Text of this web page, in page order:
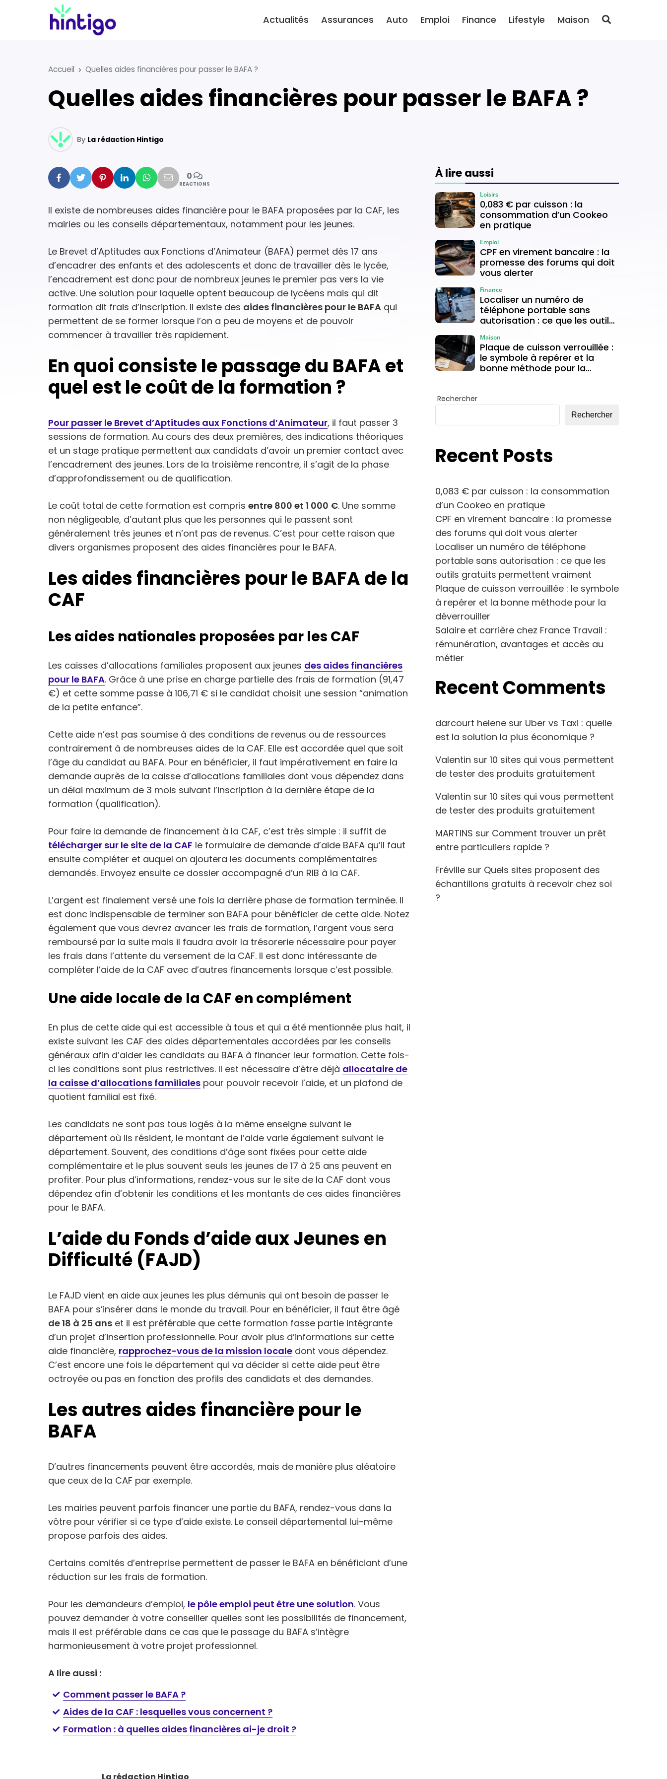
Actualités Assurances Auto Emploi Finance Lifestyle Maison
Accueil Quelles aides financières pour passer le BAFA ?
Quelles aides financières pour passer le BAFA ?
By La rédaction Hintigo
Facebook
Twitter PinterestLinkedinWhatsapp
Mail0
REACTIONS
Il existe de nombreuses aides financière pour le BAFA proposées par la CAF, les
mairies ou les conseils départementaux, notamment pour les jeunes.
Le Brevet d’Aptitudes aux Fonctions d’Animateur (BAFA) permet dès 17 ans
d’encadrer des enfants et des adolescents et donc de travailler dès le lycée,
l’encadrement est donc pour de nombreux jeunes le premier pas vers la vie
active. Une solution pour laquelle optent beaucoup de lycéens mais qui dit
formation dit frais d’inscription. Il existe des aides financières pour le BAFA qui
permettent de se former lorsque l’on a peu de moyens et de pouvoir
commencer à travailler très rapidement.
En quoi consiste le passage du BAFA et
quel est le coût de la formation ?
Pour passer le Brevet d’Aptitudes aux Fonctions d’Animateur, il faut passer 3
sessions de formation. Au cours des deux premières, des indications théoriques
et un stage pratique permettent aux candidats d’avoir un premier contact avec
l’encadrement des jeunes. Lors de la troisième rencontre, il s’agit de la phase
d’approfondissement ou de qualification.
Le coût total de cette formation est compris entre 800 et 1 000 €. Une somme
non négligeable, d’autant plus que les personnes qui le passent sont
généralement très jeunes et n’ont pas de revenus. C’est pour cette raison que
divers organismes proposent des aides financières pour le BAFA.
Les aides financières pour le BAFA de la
CAF
Les aides nationales proposées par les CAF
Les caisses d’allocations familiales proposent aux jeunes des aides financières
pour le BAFA. Grâce à une prise en charge partielle des frais de formation (91,47
€) et cette somme passe à 106,71 € si le candidat choisit une session “animation
de la petite enfance”.
Cette aide n’est pas soumise à des conditions de revenus ou de ressources
contrairement à de nombreuses aides de la CAF. Elle est accordée quel que soit
l’âge du candidat au BAFA. Pour en bénéficier, il faut impérativement en faire la
demande auprès de la caisse d’allocations familiales dont vous dépendez dans
un délai maximum de 3 mois suivant l’inscription à la dernière étape de la
formation (qualification).
Pour faire la demande de financement à la CAF, c’est très simple : il suffit de
télécharger sur le site de la CAF le formulaire de demande d’aide BAFA qu’il faut
ensuite compléter et auquel on ajoutera les documents complémentaires
demandés. Envoyez ensuite ce dossier accompagné d’un RIB à la CAF.
L’argent est finalement versé une fois la derrière phase de formation terminée. Il
est donc indispensable de terminer son BAFA pour bénéficier de cette aide. Notez
également que vous devrez avancer les frais de formation, l’argent vous sera
remboursé par la suite mais il faudra avoir la trésorerie nécessaire pour payer
les frais dans l’attente du versement de la CAF. Il est donc intéressante de
compléter l’aide de la CAF avec d’autres financements lorsque c’est possible.
Une aide locale de la CAF en complément
En plus de cette aide qui est accessible à tous et qui a été mentionnée plus hait, il
existe suivant les CAF des aides départementales accordées par les conseils
généraux afin d’aider les candidats au BAFA à financer leur formation. Cette fois-
ci les conditions sont plus restrictives. Il est nécessaire d’être déjà allocataire de
la caisse d’allocations familiales pour pouvoir recevoir l’aide, et un plafond de
quotient familial est fixé.
Les candidats ne sont pas tous logés à la même enseigne suivant le
département où ils résident, le montant de l’aide varie également suivant le
département. Souvent, des conditions d’âge sont fixées pour cette aide
complémentaire et le plus souvent seuls les jeunes de 17 à 25 ans peuvent en
profiter. Pour plus d’informations, rendez-vous sur le site de la CAF dont vous
dépendez afin d’obtenir les conditions et les montants de ces aides financières
pour le BAFA.
L’aide du Fonds d’aide aux Jeunes en
Difficulté (FAJD)
Le FAJD vient en aide aux jeunes les plus démunis qui ont besoin de passer le
BAFA pour s’insérer dans le monde du travail. Pour en bénéficier, il faut être âgé
de 18 à 25 ans et il est préférable que cette formation fasse partie intégrante
d’un projet d’insertion professionnelle. Pour avoir plus d’informations sur cette
aide financière, rapprochez-vous de la mission locale dont vous dépendez.
C’est encore une fois le département qui va décider si cette aide peut être
octroyée ou pas en fonction des profils des candidats et des demandes.
Les autres aides financière pour le
BAFA
D’autres financements peuvent être accordés, mais de manière plus aléatoire
que ceux de la CAF par exemple.
Les mairies peuvent parfois financer une partie du BAFA, rendez-vous dans la
vôtre pour vérifier si ce type d’aide existe. Le conseil départemental lui-même
propose parfois des aides.
Certains comités d’entreprise permettent de passer le BAFA en bénéficiant d’une
réduction sur les frais de formation.
Pour les demandeurs d’emploi, le pôle emploi peut être une solution. Vous
pouvez demander à votre conseiller quelles sont les possibilités de financement,
mais il est préférable dans ce cas que le passage du BAFA s’intègre
harmonieusement à votre projet professionnel.
A lire aussi :
Comment passer le BAFA ?
Aides de la CAF : lesquelles vous concernent ?
Formation : à quelles aides financières ai-je droit ?
La rédaction Hintigo
À lire aussi
0,083 € par cuisson : la
consommation d’un Cookeo
en pratique
Loisirs
CPF en virement bancaire : la
promesse des forums qui doit
vous alerter
Emploi
Localiser un numéro de
téléphone portable sans
autorisation : ce que les outils
Finance
Plaque de cuisson verrouillée :
le symbole à repérer et la
bonne méthode pour la
Maison
Rechercher
Rechercher
Recent Posts
0,083 € par cuisson : la consommation
d’un Cookeo en pratique
CPF en virement bancaire : la promesse
des forums qui doit vous alerter
Localiser un numéro de téléphone
portable sans autorisation : ce que les
outils gratuits permettent vraiment
Plaque de cuisson verrouillée : le symbole
à repérer et la bonne méthode pour la
déverrouiller
Salaire et carrière chez France Travail :
rémunération, avantages et accès au
métier
Recent Comments
darcourt helene sur Uber vs Taxi : quelle
est la solution la plus économique ?
Valentin sur 10 sites qui vous permettent
de tester des produits gratuitement
Valentin sur 10 sites qui vous permettent
de tester des produits gratuitement
MARTINS sur Comment trouver un prêt
entre particuliers rapide ?
Fréville sur Quels sites proposent des
échantillons gratuits à recevoir chez soi
?